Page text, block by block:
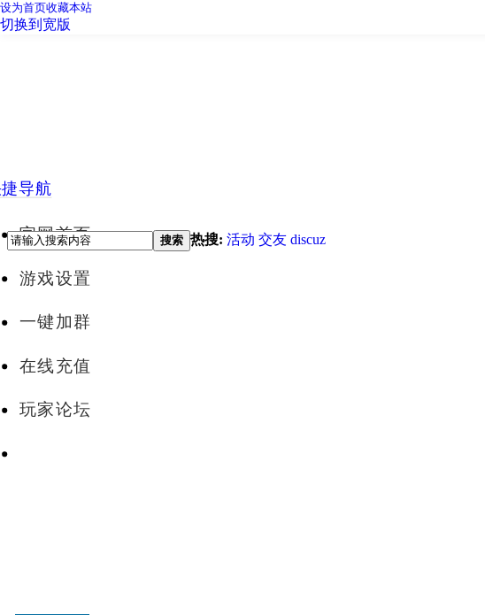
设为首页收藏本站
切换到宽版
导航
官网首页
游戏设置
一键加群
在线充值
玩家论坛
搜索 热搜: 活动 交友 discuz